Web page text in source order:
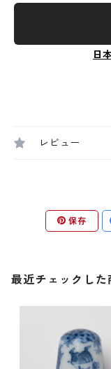
日
レビュー
保存
最近チェックした